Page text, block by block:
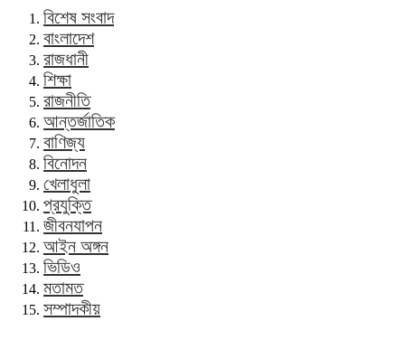
বিশেষ সংবাদ
বাংলাদেশ
রাজধানী
শিক্ষা
রাজনীতি
আন্তর্জাতিক
বাণিজ্য
বিনোদন
খেলাধুলা
প্রযুক্তি
জীবনযাপন
আইন অঙ্গন
ভিডিও
মতামত
সম্পাদকীয়